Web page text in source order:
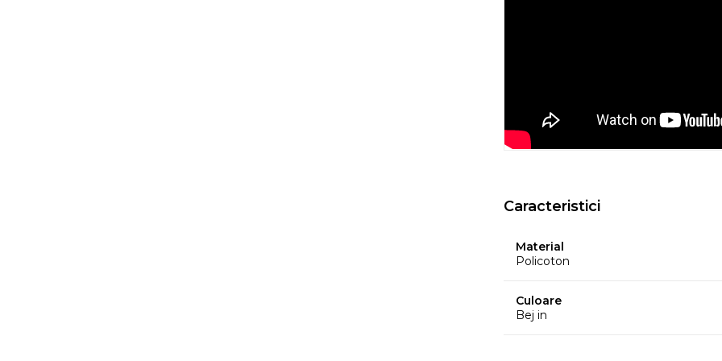
huselor pentru mobilier. Creativitatea,
determina stilul si traiectoria Eysa inca
Caracteristici
Material
Policoton
Culoare
Bej in